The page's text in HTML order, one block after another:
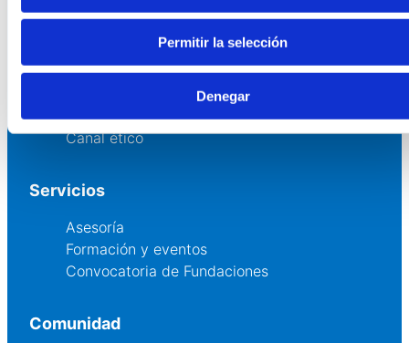
Permitir la selección
Denegar
Fundaciones Asociadas
Canal ético
Servicios
Asesoría
Formación y eventos
Convocatoria de Fundaciones
Comunidad